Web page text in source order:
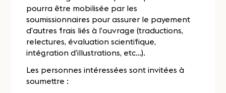
pourra être mobilisée par les
soumissionnaires pour assurer le payement
d’autres frais liés à l’ouvrage (traductions,
relectures, évaluation scientifique,
intégration d’illustrations, etc…).
Les personnes intéressées sont invitées à
soumettre :